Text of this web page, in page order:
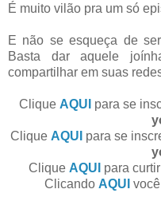
É muito vilão pra um só
E não se esqueça de
Basta dar aquele
compartilhar em suas
Clique AQUI para se
Clique AQUI para se
Clique AQUI para
Clicando AQUI